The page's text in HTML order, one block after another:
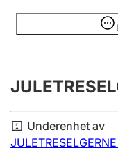
Registrere,
Årsregnskap
Innsending og
Opplysninger er
Underenhet av